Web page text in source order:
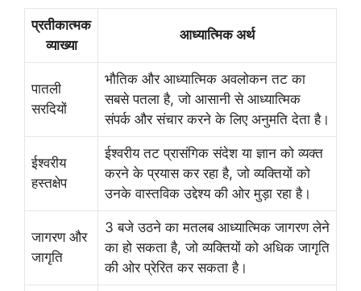
प्रतीकात्मक
व्याख्या
आध्यात्मिक अर्थ
पातली
सरदियों
भौतिक और आध्यात्मिक अवलोकन तट का
सबसे पतला है, जो आसानी से आध्यात्मिक
संपर्क और संचार करने के लिए अनुमति देता है।
ईश्वरीय
हस्तक्षेप
ईश्वरीय तट प्रासंगिक संदेश या ज्ञान को व्यक्त
करने के प्रयास कर रहा है, जो व्यक्तियों को
उनके वास्तविक उद्देश्य की ओर मुड़ा रहा है।
जागरण और
जागृति
3 बजे उठने का मतलब आध्यात्मिक जागरण लेने
का हो सकता है, जो व्यक्तियों को अधिक जागृति
की ओर प्रेरित कर सकता है।